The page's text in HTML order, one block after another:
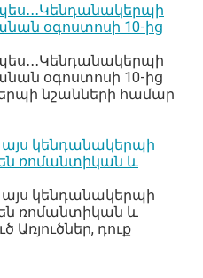
օգոստոսի 10-ից
օգոստոսի 10-ից
նշանների համար
կենդանակերպի
ռոմանտիկան և
կենդանակերպի
ռոմանտիկան և
Առյուծներ, դուք